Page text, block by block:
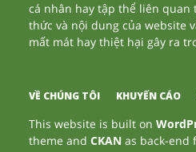
cá nhân hay tập thể liên
thức và nội dung của website
mất mát hay thiệt hại gây ra
VỀ CHÚNG TÔI KHUYẾN CÁO
This website is built on
theme andCKAN as back-end